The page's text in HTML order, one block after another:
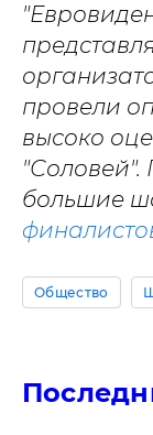
провели
высоко
"Соловей".
большие
Общество